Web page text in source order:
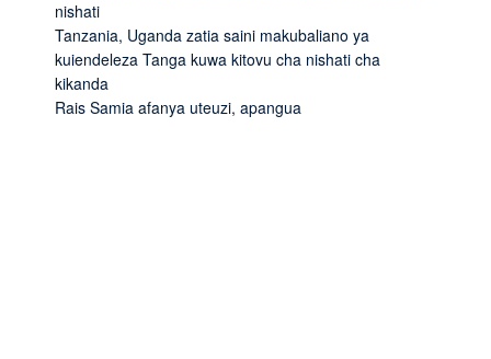
nishati
Tanzania, Uganda zatia saini makubaliano ya
kuiendeleza Tanga kuwa kitovu cha nishati cha
kikanda
Rais Samia afanya uteuzi, apangua